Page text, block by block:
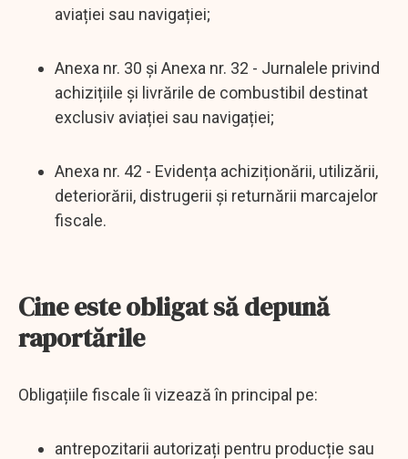
aviației sau navigației;
Anexa nr. 30 și Anexa nr. 32 - Jurnalele privind
achizițiile și livrările de combustibil destinat
exclusiv aviației sau navigației;
Anexa nr. 42 - Evidența achiziționării, utilizării,
deteriorării, distrugerii și returnării marcajelor
fiscale.
Cine este obligat să depună
raportările
Obligațiile fiscale îi vizează în principal pe:
antrepozitarii autorizați pentru producție sau